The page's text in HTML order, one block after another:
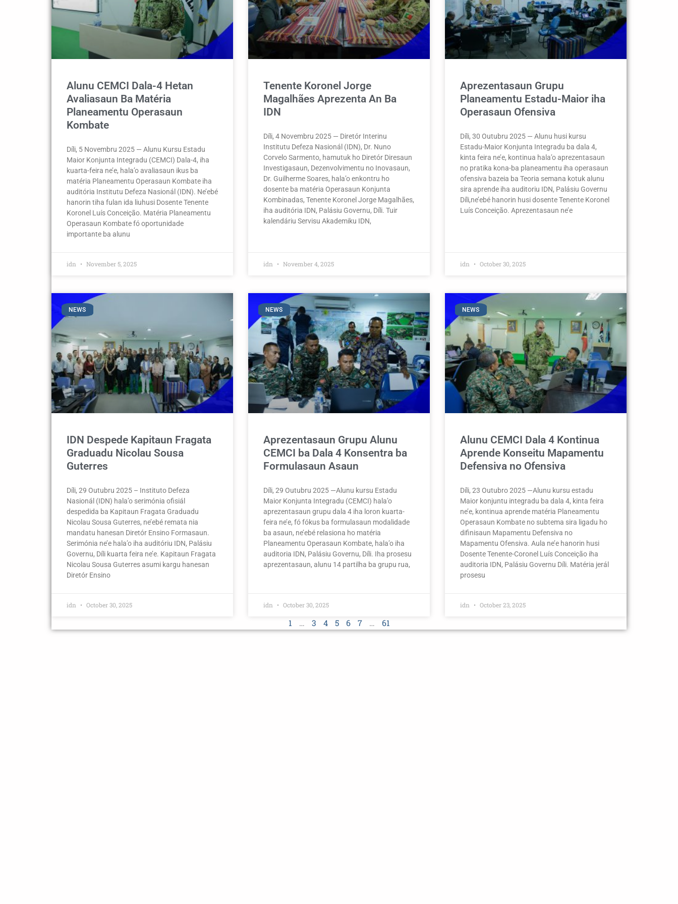
Alunu CEMCI Dala-4 Hetan
Avaliasaun Ba Matéria
Planeamentu Operasaun
Kombate
Díli, 5 Novembru 2025 — Alunu Kursu Estadu
Maior Konjunta Integradu (CEMCI) Dala-4, iha
kuarta-feira ne’e, hala’o avaliasaun ikus ba
matéria Planeamentu Operasaun Kombate iha
auditória Institutu Defeza Nasionál (IDN). Ne’ebé
hanorin tiha fulan ida liuhusi Dosente Tenente
Koronel Luís Conceição. Matéria Planeamentu
Operasaun Kombate fó oportunidade
importante ba alunu
idn November 5, 2025
Tenente Koronel Jorge
Magalhães Aprezenta An Ba
IDN
Díli, 4 Novembru 2025 — Diretór Interinu
Institutu Defeza Nasionál (IDN), Dr. Nuno
Corvelo Sarmento, hamutuk ho Diretór Diresaun
Investigasaun, Dezenvolvimentu no Inovasaun,
Dr. Guilherme Soares, hala’o enkontru ho
dosente ba matéria Operasaun Konjunta
Kombinadas, Tenente Koronel Jorge Magalhães,
iha auditória IDN, Palásiu Governu, Díli. Tuir
kalendáriu Servisu Akademiku IDN,
idn November 4, 2025
Aprezentasaun Grupu
Planeamentu Estadu-Maior iha
Operasaun Ofensiva
Díli, 30 Outubru 2025 — Alunu husi kursu
Estadu-Maior Konjunta Integradu ba dala 4,
kinta feira ne’e, kontinua hala’o aprezentasaun
no pratika kona-ba planeamentu iha operasaun
ofensiva bazeia ba Teoria semana kotuk alunu
sira aprende iha auditoriu IDN, Palásiu Governu
Díli,ne’ebé hanorin husi dosente Tenente Koronel
Luís Conceição. Aprezentasaun ne’e
idn October 30, 2025
NEWS
IDN Despede Kapitaun Fragata
Graduadu Nicolau Sousa
Guterres
Díli, 29 Outubru 2025 – Instituto Defeza
Nasionál (IDN) hala’o serimónia ofisiál
despedida ba Kapitaun Fragata Graduadu
Nicolau Sousa Guterres, ne’ebé remata nia
mandatu hanesan Diretór Ensino Formasaun.
Serimónia ne’e hala’o iha auditóriu IDN, Palásiu
Governu, Díli kuarta feira ne’e. Kapitaun Fragata
Nicolau Sousa Guterres asumi kargu hanesan
Diretór Ensino
idn October 30, 2025
NEWS
Aprezentasaun Grupu Alunu
CEMCI ba Dala 4 Konsentra ba
Formulasaun Asaun
Díli, 29 Outubru 2025 —Alunu kursu Estadu
Maior Konjunta Integradu (CEMCI) hala’o
aprezentasaun grupu dala 4 iha loron kuarta-
feira ne’e, fó fókus ba formulasaun modalidade
ba asaun, ne’ebé relasiona ho matéria
Planeamentu Operasaun Kombate, hala’o iha
auditoria IDN, Palásiu Governu, Díli. Iha prosesu
aprezentasaun, alunu 14 partilha ba grupu rua,
idn October 30, 2025
NEWS
Alunu CEMCI Dala 4 Kontinua
Aprende Konseitu Mapamentu
Defensiva no Ofensiva
Díli, 23 Outubro 2025 —Alunu kursu estadu
Maior konjuntu integradu ba dala 4, kinta feira
ne’e, kontinua aprende matéria Planeamentu
Operasaun Kombate no subtema sira ligadu ho
difinisaun Mapamentu Defensiva no
Mapamentu Ofensiva. Aula ne’e hanorin husi
Dosente Tenente-Coronel Luís Conceição iha
auditoria IDN, Palásiu Governu Díli. Matéria jerál
prosesu
idn October 23, 2025
1 … 3 4 5 6 7 … 61